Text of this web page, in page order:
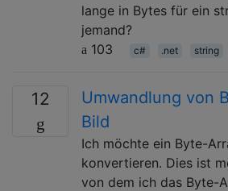
lange in Bytes für ein
jemand?
103
c# .net string
12
Umwandlung von
Bild
Ich möchte ein Byte-
konvertieren. Dies ist
von dem ich das Byte-